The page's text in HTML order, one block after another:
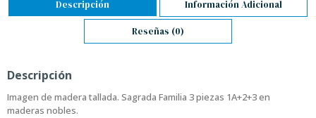
Descripción Información Adicional
Reseñas (0)
Descripción
Imagen de madera tallada. Sagrada Familia 3 piezas 1A+2+3 en
maderas nobles.